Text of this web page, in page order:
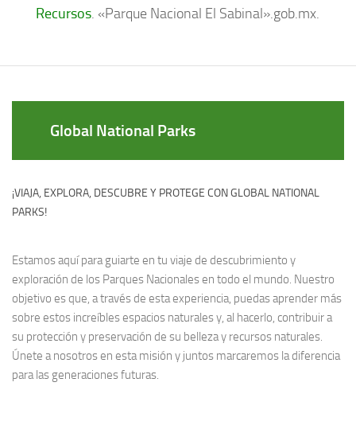
Recursos. «Parque Nacional El Sabinal».gob.mx.
Global National Parks
¡VIAJA, EXPLORA, DESCUBRE Y PROTEGE CON GLOBAL NATIONAL
PARKS!
Estamos aquí para guiarte en tu viaje de descubrimiento y
exploración de los Parques Nacionales en todo el mundo. Nuestro
objetivo es que, a través de esta experiencia, puedas aprender más
sobre estos increíbles espacios naturales y, al hacerlo, contribuir a
su protección y preservación de su belleza y recursos naturales.
Únete a nosotros en esta misión y juntos marcaremos la diferencia
para las generaciones futuras.